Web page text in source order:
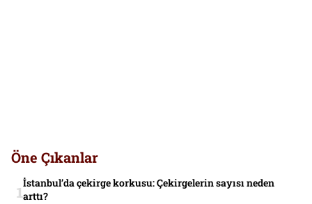
Öne Çıkanlar
İstanbul’da çekirge korkusu: Çekirgelerin sayısı neden
arttı?